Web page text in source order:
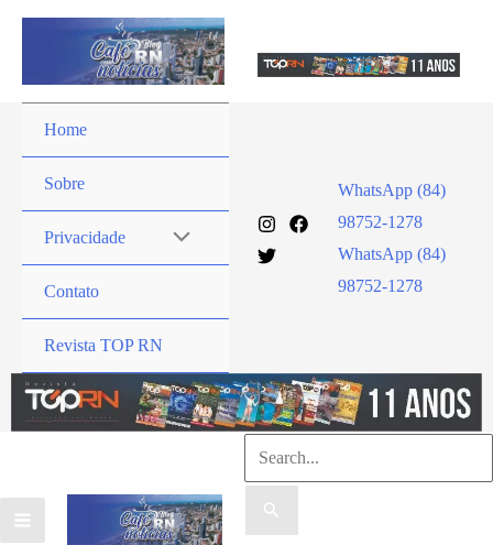
Home
Sobre
Privacidade
Contato
Revista TOP RN
WhatsApp (84)
98752-1278
WhatsApp (84)
98752-1278
Pesquisar
por: